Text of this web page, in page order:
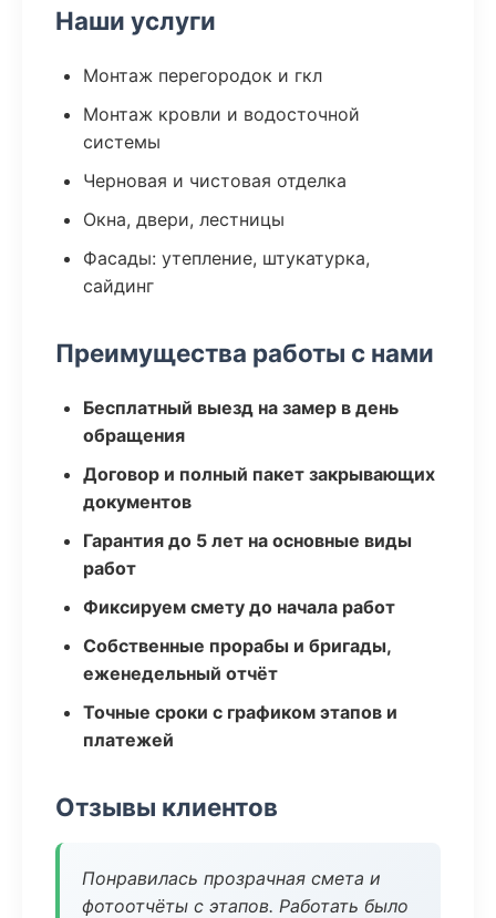
Наши услуги
Монтаж перегородок и гкл
Монтаж кровли и водосточной
системы
Черновая и чистовая отделка
Окна, двери, лестницы
Фасады: утепление, штукатурка,
сайдинг
Преимущества работы с нами
Бесплатный выезд на замер в день
обращения
Договор и полный пакет закрывающих
документов
Гарантия до 5 лет на основные виды
работ
Фиксируем смету до начала работ
Собственные прорабы и бригады,
еженедельный отчёт
Точные сроки с графиком этапов и
платежей
Отзывы клиентов
Понравилась прозрачная смета и
фотоотчёты с этапов. Работать было